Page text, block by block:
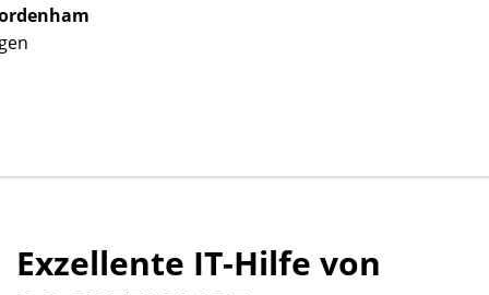
Exzellente IT-Hilfe von